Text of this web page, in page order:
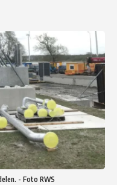
- Foto RWS